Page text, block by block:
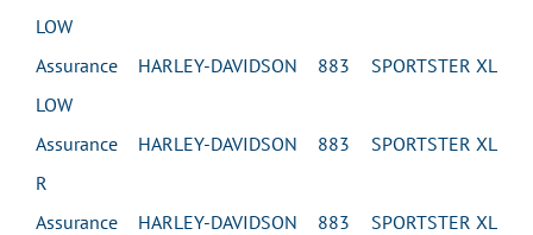
LOW
Assurance HARLEY-DAVIDSON 883 SPORTSTER XL
LOW
Assurance HARLEY-DAVIDSON 883 SPORTSTER XL
R
Assurance HARLEY-DAVIDSON 883 SPORTSTER XL